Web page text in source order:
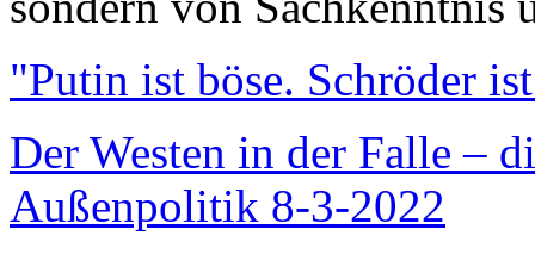
"Putin ist böse. Schröder
Der Westen in der Falle –
Außenpolitik 8-3-2022